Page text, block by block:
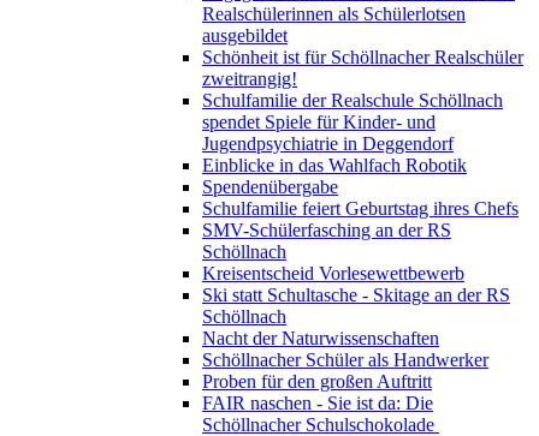
Realschülerinnen als Schülerlotsen
ausgebildet
Schönheit ist für Schöllnacher Realschüler
zweitrangig!
Schulfamilie der Realschule Schöllnach
spendet Spiele für Kinder- und
Jugendpsychiatrie in Deggendorf
Einblicke in das Wahlfach Robotik
Spendenübergabe
Schulfamilie feiert Geburtstag ihres Chefs
SMV-Schülerfasching an der RS
Schöllnach
Kreisentscheid Vorlesewettbewerb
Ski statt Schultasche - Skitage an der RS
Schöllnach
Nacht der Naturwissenschaften
Schöllnacher Schüler als Handwerker
Proben für den großen Auftritt
FAIR naschen - Sie ist da: Die
Schöllnacher Schulschokolade